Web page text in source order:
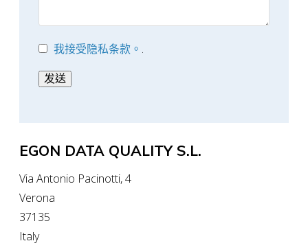
我接受隐私条款。 .
发送
EGON DATA QUALITY S.L.
Via Antonio Pacinotti, 4
Verona
37135
Italy